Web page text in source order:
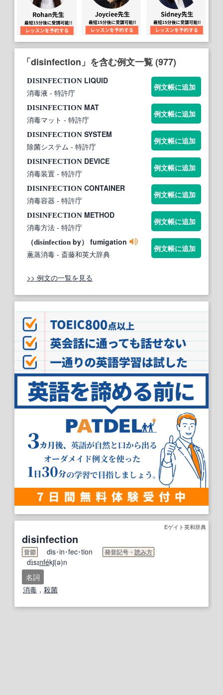
「disinfection」を含む例文一覧 (977)
DISINFECTION LIQUID
消毒液 - 特許庁
例文帳に追加
DISINFECTION MAT
消毒マット - 特許庁
例文帳に追加
DISINFECTION SYSTEM
除菌システム - 特許庁
例文帳に追加
DISINFECTION DEVICE
消毒装置 - 特許庁
例文帳に追加
DISINFECTION CONTAINER
消毒容器 - 特許庁
例文帳に追加
DISINFECTION METHOD
消毒方法 - 特許庁
例文帳に追加
（disinfection by） fumigation
薫蒸消毒 - 斎藤和英大辞典
例文帳に追加
>> 例文の一覧を見る
Eゲイト英和辞典
disinfection
音節 dis･in･fec･tion 発音記号・ 読み方
dɪ̀sɪnfékʃ(ə)n
名詞
消毒 ， 殺菌